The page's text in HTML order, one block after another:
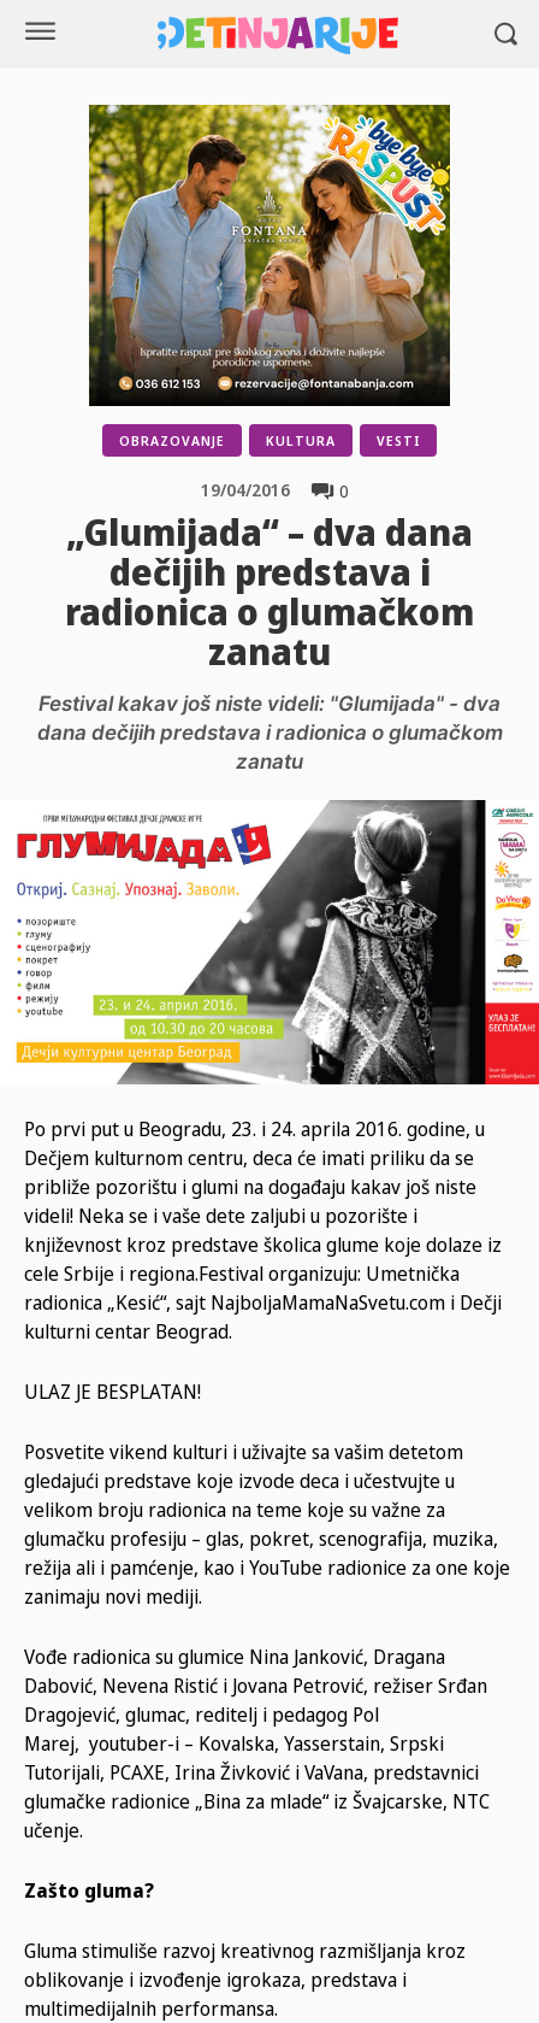
OBRAZOVANJE KULTURA VESTI
0
19/04/2016
„Glumijada“ – dva dana
dečijih predstava i
radionica o glumačkom
zanatu
Festival kakav još niste videli: "Glumijada" - dva
dana dečijih predstava i radionica o glumačkom
zanatu
Po prvi put u Beogradu, 23. i 24. aprila 2016. godine, u
Dečjem kulturnom centru, deca će imati priliku da se
približe pozorištu i glumi na događaju kakav još niste
videli! Neka se i vaše dete zaljubi u pozorište i
književnost kroz predstave školica glume koje dolaze iz
cele Srbije i regiona.Festival organizuju: Umetnička
radionica „Kesić“, sajt NajboljaMamaNaSvetu.com i Dečji
kulturni centar Beograd.
ULAZ JE BESPLATAN!
Posvetite vikend kulturi i uživajte sa vašim detetom
gledajući predstave koje izvode deca i učestvujte u
velikom broju radionica na teme koje su važne za
glumačku profesiju – glas, pokret, scenografija, muzika,
režija ali i pamćenje, kao i YouTube radionice za one koje
zanimaju novi mediji.
Vođe radionica su glumice Nina Janković, Dragana
Dabović, Nevena Ristić i Jovana Petrović, režiser Srđan
Dragojević, glumac, reditelj i pedagog Pol
Marej, youtuber-i – Kovalska, Yasserstain, Srpski
Tutorijali, PCAXE, Irina Živković i VaVana, predstavnici
glumačke radionice „Bina za mlade“ iz Švajcarske, NTC
učenje.
Zašto gluma?
Gluma stimuliše razvoj kreativnog razmišljanja kroz
oblikovanje i izvođenje igrokaza, predstava i
multimedijalnih performansa.